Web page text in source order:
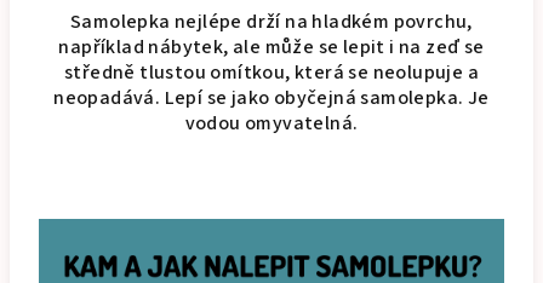
Samolepka nejlépe drží na hladkém povrchu,
například nábytek, ale může se lepit i na zeď se
středně tlustou omítkou, která se neolupuje a
neopadává. Lepí se jako obyčejná samolepka. Je
vodou omyvatelná.